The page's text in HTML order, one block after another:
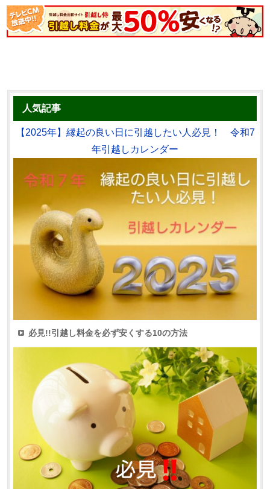
人気記事
【2025年】縁起の良い日に引越したい人必見！ 令和7
年引越しカレンダー
必見!!引越し料金を必ず安くする10の方法